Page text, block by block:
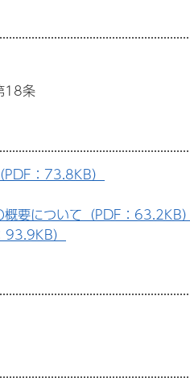
18条
：73.8KB）
要について（PDF：63.2KB）
）